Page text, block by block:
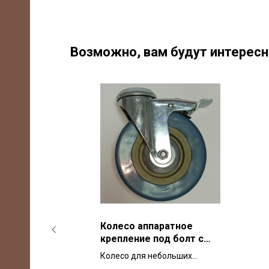
Возможно, вам будут
Колесо аппаратное
крепление под болт с
тормозом SCHGB 100 мм
для тележек и мебели
Колесо для небольших